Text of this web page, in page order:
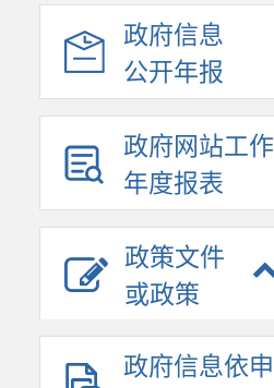
政府信息
公开年报
政府网站工作
年度报表
政策文件
或政策
政府信息依申